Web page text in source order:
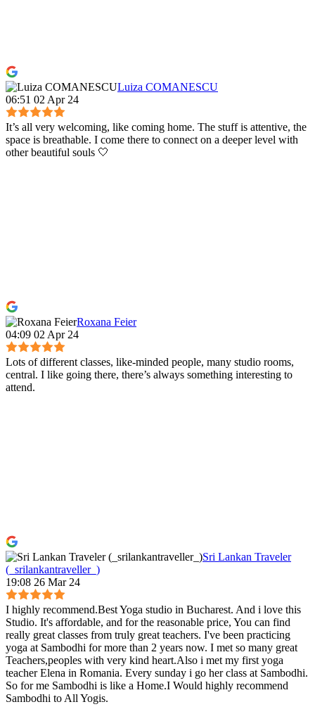
Luiza COMANESCU
06:51 02 Apr 24
It’s all very welcoming, like coming home. The stuff is attentive, the
space is breathable. I come there to connect on a deeper level with
other beautiful souls 🤍
Roxana Feier
04:09 02 Apr 24
Lots of different classes, like-minded people, many studio rooms,
central. I like going there, there’s always something interesting to
attend.
Sri Lankan Traveler
(_srilankantraveller_)
19:08 26 Mar 24
I highly recommend.Best Yoga studio in Bucharest. And i love this
Studio. It's affordable, and for the reasonable price, You can find
really great classes from truly great teachers. I've been practicing
yoga at Sambodhi for more than 2 years now. I met so many great
Teachers,peoples with very kind heart.Also i met my first yoga
teacher Elena in Romania. Every sunday i go her class at Sambodhi.
So for me Sambodhi is like a Home.I Would highly recommend
Sambodhi to All Yogis.